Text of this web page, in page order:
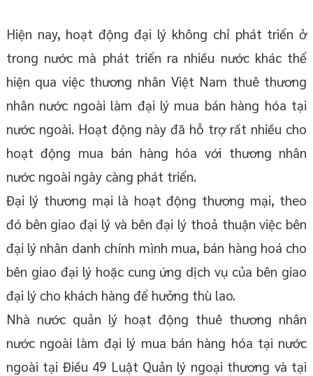
Hiện nay, hoạt động đại lý không chỉ phát triển ở
trong nước mà phát triển ra nhiều nước khác thể
hiện qua việc thương nhân Việt Nam thuê thương
nhân nước ngoài làm đại lý mua bán hàng hóa tại
nước ngoài. Hoạt động này đã hỗ trợ rất nhiều cho
hoạt động mua bán hàng hóa với thương nhân
nước ngoài ngày càng phát triển.
Đại lý thương mại là hoạt động thương mại, theo
đó bên giao đại lý và bên đại lý thoả thuận việc bên
đại lý nhân danh chính mình mua, bán hàng hoá cho
bên giao đại lý hoặc cung ứng dịch vụ của bên giao
đại lý cho khách hàng để hưởng thù lao.
Nhà nước quản lý hoạt động thuê thương nhân
nước ngoài làm đại lý mua bán hàng hóa tại nước
ngoài tại Điều 49 Luật Quản lý ngoại thương và tại